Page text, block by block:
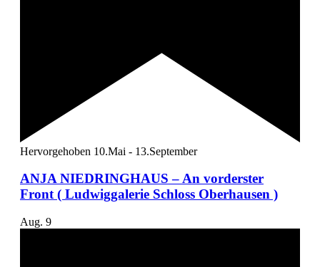
Hervorgehoben 10.Mai - 13.September
ANJA NIEDRINGHAUS – An vorderster
Front ( Ludwiggalerie Schloss Oberhausen )
Aug. 9